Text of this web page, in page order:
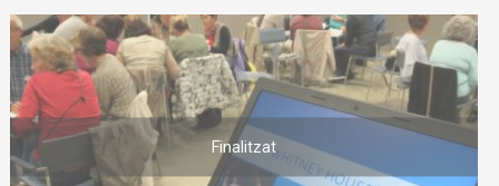
Finalitzat